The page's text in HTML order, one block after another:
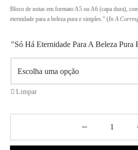
6.00€
through
Bloco de notas em formato A5 ou A6 (capa dura),
eternidade para a beleza pura e simples.” (In A
"Só Há Eternidade Para A Beleza Pura
Limpar